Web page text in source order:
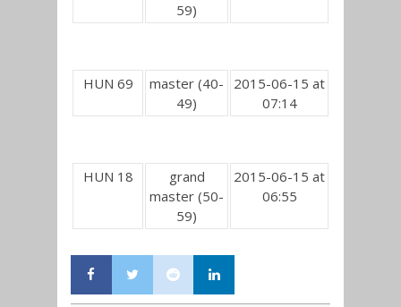
59)
HUN 69
master (40-
49)
2015-06-15 at
07:14
HUN 18
grand
master (50-
59)
2015-06-15 at
06:55